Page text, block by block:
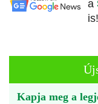
a
is!
Kapja meg a